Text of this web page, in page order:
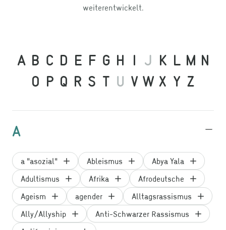
weiterentwickelt.
A B C D E F G H I J K L M N
O P Q R S T U V W X Y Z
A
a "asozial" Ableismus
Abya Yala
Adultismus
Afrika
Afrodeutsche
Ageism
agender
Alltagsrassismus
Ally/Allyship
Anti-Schwarzer Rassismus